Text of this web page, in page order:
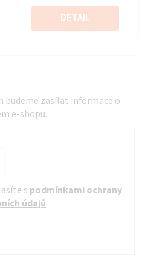
z
5
Měrná
cena:
DETAIL
budeme zasílat informace o
e-shopu.
s podmínkami ochrany
údajů